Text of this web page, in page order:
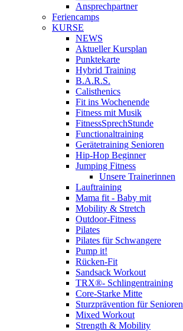
Ansprechpartner
Feriencamps
KURSE
NEWS
Aktueller Kursplan
Punktekarte
Hybrid Training
B.A.R.S.
Calisthenics
Fit ins Wochenende
Fitness mit Musik
FitnessSprechStunde
Functionaltraining
Gerätetraining Senioren
Hip-Hop Beginner
Jumping Fitness
Unsere Trainerinnen
Lauftraining
Mama fit - Baby mit
Mobility & Stretch
Outdoor-Fitness
Pilates
Pilates für Schwangere
Pump it!
Rücken-Fit
Sandsack Workout
TRX®- Schlingentraining
Core-Starke Mitte
Sturzprävention für Senioren
Mixed Workout
Strength & Mobility